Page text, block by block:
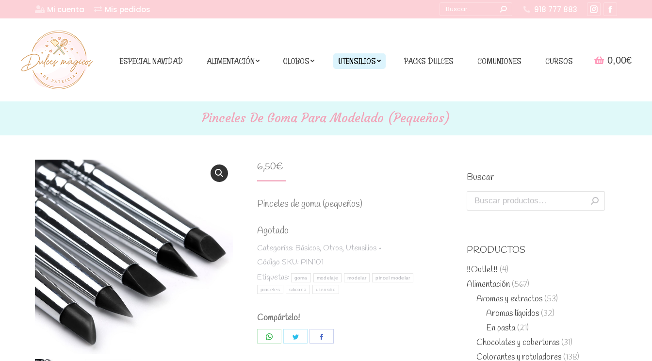
Mi cuenta Mis pedidos Buscar: 918 777 883
Instagram
in
Facebook
in
ESPECIAL NAVIDAD ALIMENTACIÓN GLOBOS UTENSILIOS PACKS DULCES COMUNIONES CURSOS 0,00€
Pinceles De Goma Para Modelado (pequeños)
6,50€
Pinceles de goma (pequeños)
Agotado
Categorías: Básicos, Otros, Utensilios
Código SKU: PIN101
Etiquetas:
goma modelaje modelar pincel modelar
pinceles silicona utensilio
Compártelo!
Share
Share
Buscar
PRODUCTOS
‼️Outlet‼️ (4)
Alimentación (567)
Aromas y extractos (53)
Aromas líquidos (32)
En pasta (21)
Chocolates y coberturas (31)
Colorantes y rotuladores (138)